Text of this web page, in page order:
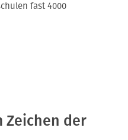
fast 4000
Zeichen der